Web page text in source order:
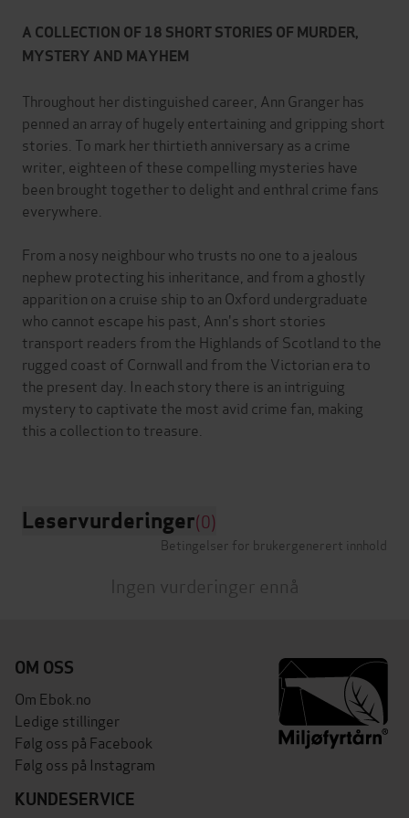
A COLLECTION OF 18 SHORT STORIES OF MURDER,
MYSTERY AND MAYHEM
Throughout her distinguished career, Ann Granger has
penned an array of hugely entertaining and gripping short
stories. To mark her thirtieth anniversary as a crime
writer, eighteen of these compelling mysteries have
been brought together to delight and enthral crime fans
everywhere.
From a nosy neighbour who trusts no one to a jealous
nephew protecting his inheritance, and from a ghostly
apparition on a cruise ship to an Oxford undergraduate
who cannot escape his past, Ann's short stories
transport readers from the Highlands of Scotland to the
rugged coast of Cornwall and from the Victorian era to
the present day. In each story there is an intriguing
mystery to captivate the most avid crime fan, making
this a collection to treasure.
Leservurderinger(0)
Betingelser for brukergenerert innhold
Ingen vurderinger ennå
OM OSS
Om Ebok.no
Ledige stillinger
Følg oss på Facebook
Følg oss på Instagram
KUNDESERVICE